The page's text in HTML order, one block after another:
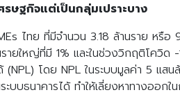
ษฐกิจแต่เป็นกลุ่มเปราะบาง
ไทย ที่มีจำนวน 3.18 ล้านราย หรือ
ยใหญ่ที่มี 1% และในช่วงวิกฤติโควิด
โดย NPL ในระบบมูลค่า 5 แส
ะบบธนาคารได้ ทำให้เลี่ยงหาทางออ